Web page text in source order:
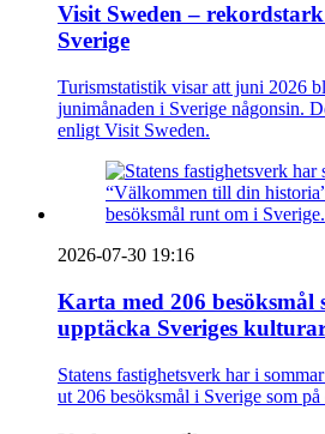
Visit Sweden –
Sverige
Turismstatistik visar att juni 2026
junimånaden i Sverige någonsin.
enligt Visit Sweden.
2026-07-30 19:16
Karta med 206 besöksmål
upptäcka Sveriges
Statens fastighetsverk har i
ut 206 besöksmål i Sverige som